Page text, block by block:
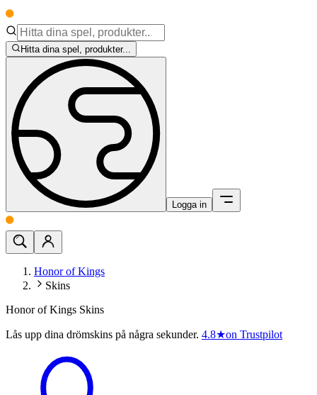
Hitta dina spel, produkter...
Logga in
Honor of Kings
Skins
Honor of Kings Skins
Lås upp dina drömskins på några sekunder. 4.8★on Trustpilot